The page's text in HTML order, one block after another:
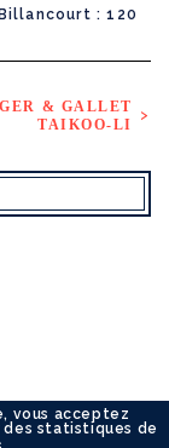
vous acceptez
des statistiques de
Billancourt
120
& GALLET
TAIKOO-LI